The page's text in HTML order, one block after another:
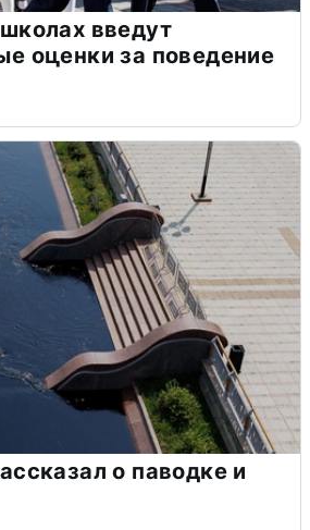
введут
оценки за поведение
о паводке и